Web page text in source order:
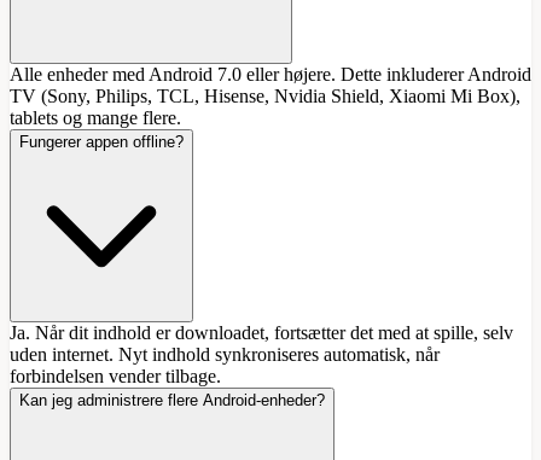
Alle enheder med Android 7.0 eller højere. Dette inkluderer Android
TV (Sony, Philips, TCL, Hisense, Nvidia Shield, Xiaomi Mi Box),
tablets og mange flere.
Fungerer appen offline?
Ja. Når dit indhold er downloadet, fortsætter det med at spille, selv
uden internet. Nyt indhold synkroniseres automatisk, når
forbindelsen vender tilbage.
Kan jeg administrere flere Android-enheder?